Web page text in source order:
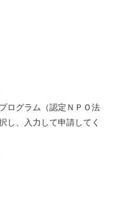
ログラム（認定ＮＰＯ法
し、入力して申請してく